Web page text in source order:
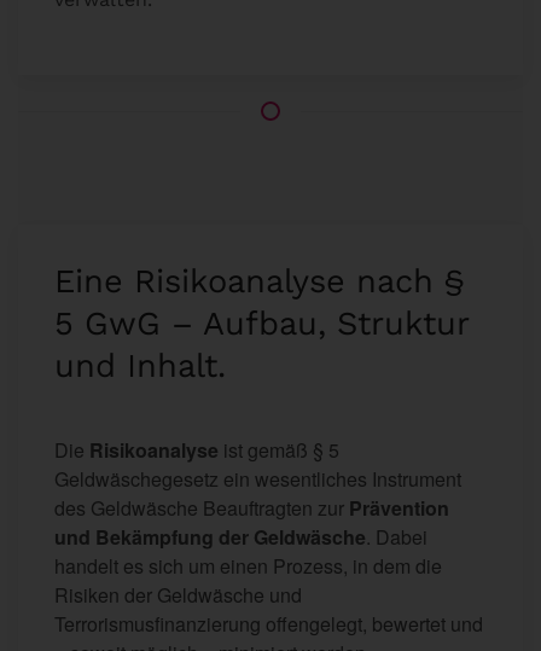
Eine Risikoanalyse nach §
5 GwG – Aufbau, Struktur
und Inhalt.
Die Risikoanalyse ist gemäß § 5
Geldwäschegesetz ein wesentliches Instrument
des Geldwäsche Beauftragten zur Prävention
und Bekämpfung der Geldwäsche. Dabei
handelt es sich um einen Prozess, in dem die
Risiken der Geldwäsche und
Terrorismusfinanzierung offengelegt, bewertet und